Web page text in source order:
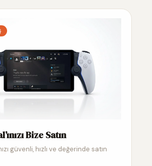
Bize Satın
güvenli, hızlı ve değerinde satın